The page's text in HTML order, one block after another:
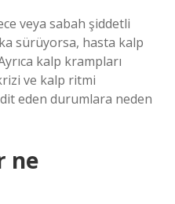
veya sabah şiddetli
sürüyorsa, hasta kalp
kalp krampları
ve kalp ritmi
eden durumlara neden
ne